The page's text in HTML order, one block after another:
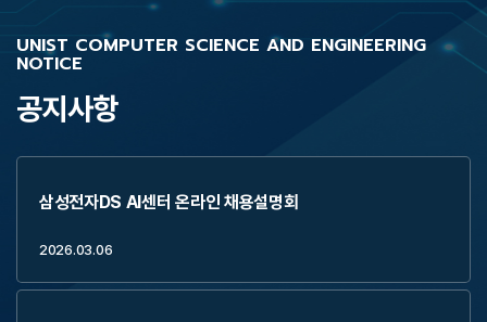
UNIST COMPUTER SCIENCE AND ENGINEERING
NOTICE
공지사항
삼성전자DS AI센터 온라인 채용설명회
2026.03.06